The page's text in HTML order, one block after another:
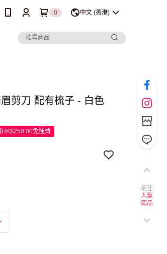
0 中文 (香港)
剪刀 配有梳子 - 白色
HK$250.00免運費
前往
人氣
商品